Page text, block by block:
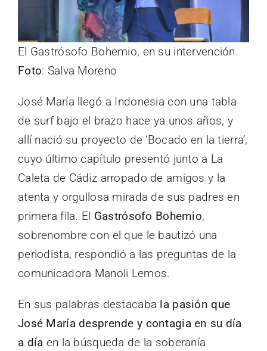
El Gastrósofo Bohemio, en su intervención.
Foto: Salva Moreno
José María llegó a Indonesia con una tabla
de surf bajo el brazo hace ya unos años, y
allí nació su proyecto de ‘Bocado en la tierra’,
cuyo último capítulo presentó junto a La
Caleta de Cádiz arropado de amigos y la
atenta y orgullosa mirada de sus padres en
primera fila. El Gastrósofo Bohemio,
sobrenombre con el que le bautizó una
periodista, respondió a las preguntas de la
comunicadora Manoli Lemos.
En sus palabras destacaba la pasión que
José María desprende y contagia en su día
a día en la búsqueda de la soberanía